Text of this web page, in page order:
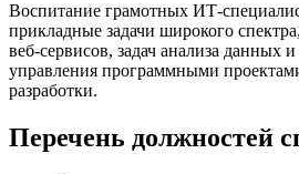
Воспитание грамотных ИТ-
прикладные задачи широкого
веб-сервисов, задач анализа данных
управления программными
разработки.
Перечень должностей